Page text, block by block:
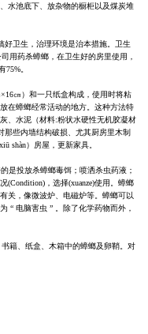
水池底下、放杂物的橱柜以及煤炭堆
好卫生，治理环境是治本措施。卫生
用药杀蟑螂，在卫生好的房里使用，
。
㎝）和一只纸盒构成，使用时将粘
在蟑螂经常活动的地方。这种方法特
、水泥（材料:粉状水硬性无机胶凝材
那些内墙结构破损、尤其厨房里木制
shàn）房屋，更新家具。
是投放杀蟑螂毒饵；喷洒杀虫药液；
，选择(xuanze)使用。蟑螂
关，像微波炉、电磁炉等。蟑螂可以
“ 电脑害虫 ” 。除了化学药物而外，
籍、纸盒、木箱中的蟑螂及卵鞘。对